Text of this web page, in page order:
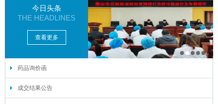
今日头条
THE HEADLINES
查看更多
药品询价函
成交结果公告